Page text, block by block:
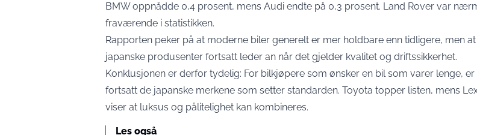
BMW oppnådde 0,4 prosent, mens Audi endte på 0,3 prosent. Land Rover var
fraværende i statistikken.
Rapporten peker på at moderne biler generelt er mer holdbare enn tidligere, men at
japanske produsenter fortsatt leder an når det gjelder kvalitet og driftssikkerhet.
Konklusjonen er derfor tydelig: For bilkjøpere som ønsker en bil som varer lenge, er
fortsatt de japanske merkene som setter standarden. Toyota topper listen, mens
viser at luksus og pålitelighet kan kombineres.
Les også